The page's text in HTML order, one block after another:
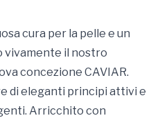
cura per la pelle e un
vivamente il nostro
concezione CAVIAR.
di eleganti principi attivi e
Arricchito con